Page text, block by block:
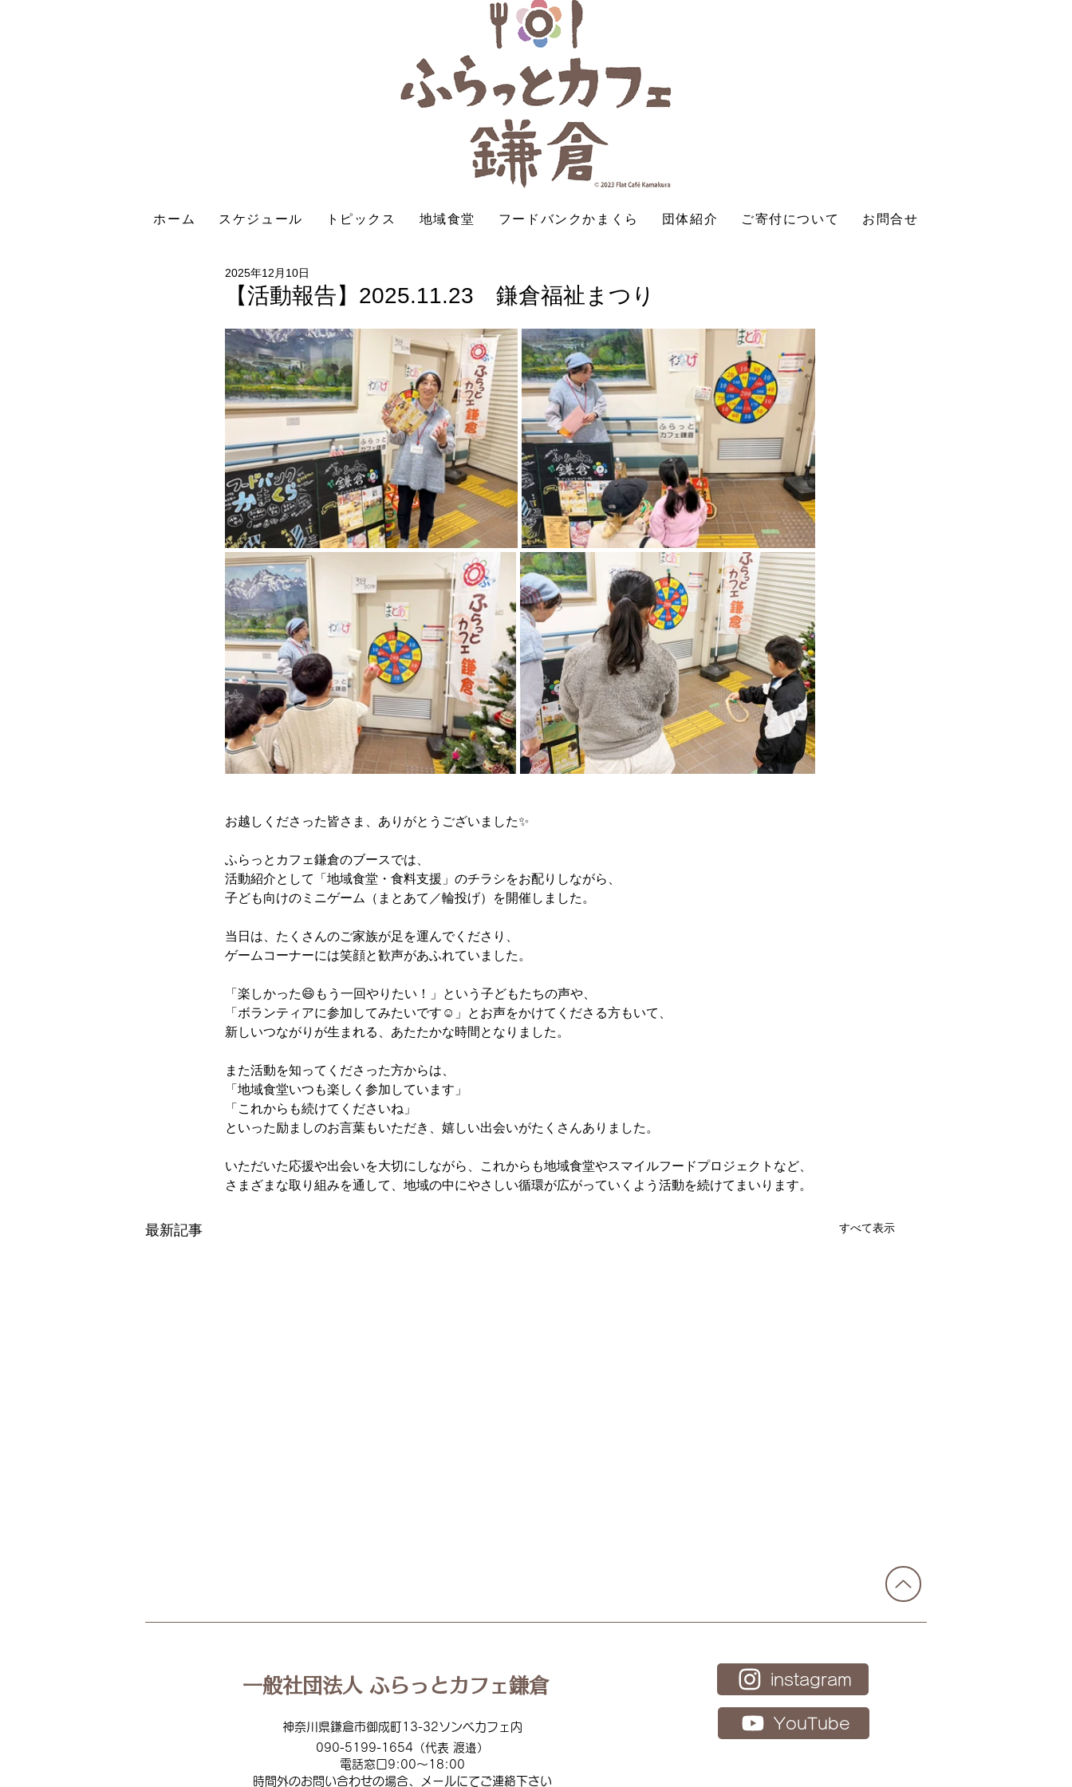
ホーム スケジュール トピックス 地域食堂 フードバンクかまくら 団体紹介 ご寄付について お問合せ
【活動報告】2025.11.23 鎌倉福祉まつり
2025年12月10日
お越しくださった皆さま、ありがとうございました✨
ふらっとカフェ鎌倉のブースでは、
活動紹介として「地域食堂・食料支援」のチラシをお配りしながら、
子ども向けのミニゲーム（まとあて／輪投げ）を開催しました。
当日は、たくさんのご家族が足を運んでくださり、
ゲームコーナーには笑顔と歓声があふれていました。
「楽しかった😄もう一回やりたい！」という子どもたちの声や、
「ボランティアに参加してみたいです☺️」とお声をかけてくださる方もいて、
新しいつながりが生まれる、あたたかな時間となりました。
また活動を知ってくださった方からは、
「地域食堂いつも楽しく参加しています」
「これからも続けてくださいね」
といった励ましのお言葉もいただき、嬉しい出会いがたくさんありました。
いただいた応援や出会いを大切にしながら、これからも地域食堂やスマイルフードプロジェクトなど、
さまざまな取り組みを通して、地域の中にやさしい循環が広がっていくよう活動を続けてまいります。
最新記事 すべて表示
一般社団法人 ふらっとカフェ鎌倉
神奈川県鎌倉市御成町13-32ソンベカフェ内
090-5199-1654（代表 渡邉）
電話窓口9:00～18:00
時間外のお問い合わせの場合、メールにてご連絡下さい
instagram
YouTube